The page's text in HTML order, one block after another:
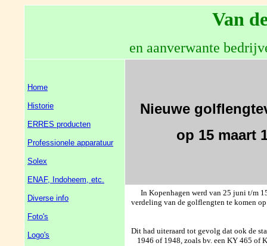
Van
en aanverwante
Home
Historie
ERRES producten
Professionele apparatuur
Solex
ENAF, Indoheem, etc.
Diverse info
Foto's
Logo's
Nieuwe
op 15 maart
In Kopenhagen werd van 25 juni t/m
verdeling van de golflengten te komen
Dit had uiteraard tot gevolg dat ook de
1946 of 1948, zoals bv. een KY 465 of